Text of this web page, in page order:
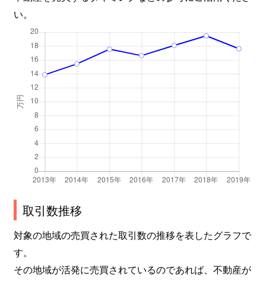
い。
取引数推移
対象の地域の売買された取引数の推移を表したグラフで
す。
その地域が活発に売買されているのであれば、不動産が